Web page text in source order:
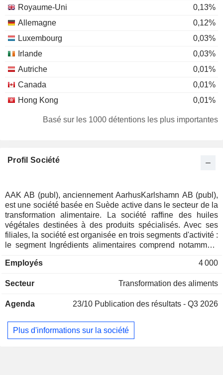
Royaume-Uni
0,13%
Allemagne
0,12%
Luxembourg
0,03%
Irlande
0,03%
Autriche
0,01%
Canada
0,01%
Hong Kong
0,01%
0,01%
Basé sur les 1000 détentions les plus importantes
Profil Société
AAK AB (publ), anciennement AarhusKarlshamn AB (publ),
est une société basée en Suède active dans le secteur de la
transformation alimentaire. La société raffine des huiles
végétales destinées à des produits spécialisés. Avec ses
filiales, la société est organisée en trois segments d'activité :
le segment Ingrédients alimentaires comprend notamment
matières grasses laitières, les matières grasses pour glaces,
d'huiles et de matières grasses ; le segment « Matières
avantages pour le chocolat et la confiserie, allant de produits
santé et la durée de conservation à la rentabilité, au savoir-
faire, à la technologie et au service ; et le segment «
Employés 4 000
Secteur Transformation des aliments
Agenda 23/10 Publication des résultats - Q3 2026
Plus d'informations sur la société